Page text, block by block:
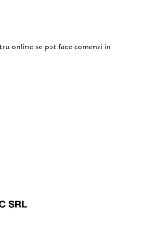
online se pot face comenzi in